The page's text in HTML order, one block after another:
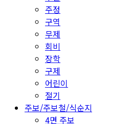
주정
구역
무제
회비
장학
구제
어린이
절기
주보/주보철/식순지
4면 주보